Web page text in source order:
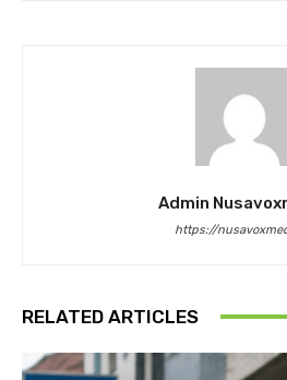
Admin
https://
RELATED ARTICLES